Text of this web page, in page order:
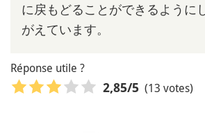
に戻もどることができるように
がえています。
Réponse utile ?
2,85/5 (13 votes)